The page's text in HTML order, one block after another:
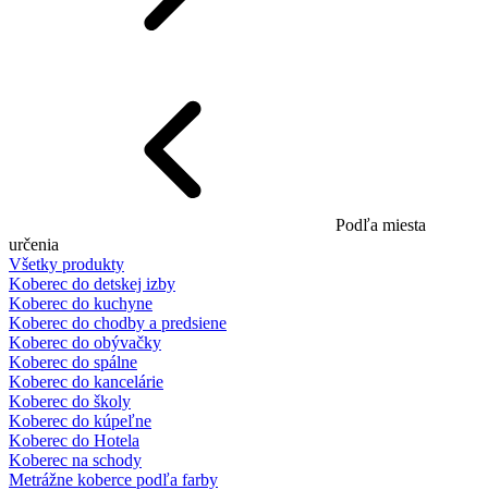
Podľa miesta
určenia
Všetky produkty
Koberec do detskej izby
Koberec do kuchyne
Koberec do chodby a predsiene
Koberec do obývačky
Koberec do spálne
Koberec do kancelárie
Koberec do školy
Koberec do kúpeľne
Koberec do Hotela
Koberec na schody
Metrážne koberce podľa farby